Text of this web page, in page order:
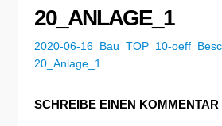
20_ANLAGE_1
2020-06-16_Bau_TOP_10-
20_Anlage_1
SCHREIBE EINEN KOMMENTAR